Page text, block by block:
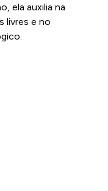
ela auxilia na
livres e no